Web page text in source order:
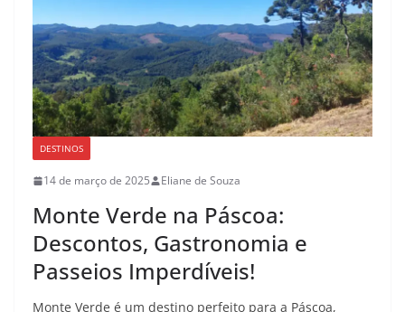
DESTINOS
14 de março de 2025 Eliane de Souza
Monte Verde na Páscoa:
Descontos, Gastronomia e
Passeios Imperdíveis!
Monte Verde é um destino perfeito para a Páscoa,